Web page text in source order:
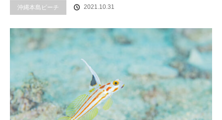
沖縄本島ビーチ 2021.10.31